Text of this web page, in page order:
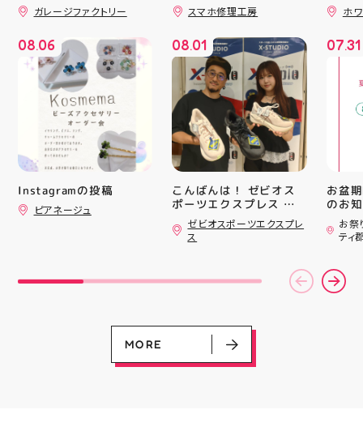
さくミルクスクイーズ入
荷！ クセになる感触で
大量入荷予定です お楽
しみにーっ️‍️‍️‍ #スクイーズ
#アティ郡山 #福島県 #
郡山駅前 #郡山市
ガレージファクトリー
08.06
Instagramの投稿
ピアネージュ
スマホ修理工房
08.01
こんばんは！ ゼビオス
ポーツエクスプレス ア
ティ郡山です🦭 ・ ★本
日のラジオ★は アシッ
クスからランニングシュ
6」の紹介でした ・ 特
徴としては ☆軽量かつ
搭載し、推進力を向上さ
せました！
☆ASICSGRIPを前足部に
追加し、グリップ力を向
ゼビオスポーツエクスプレ
ス
ッパ
￥
ーポ
ース
です
りの
ので
キャ
#歯の
ホ
07.31
お盆
のお知らせ
用い
ざい
(水)
いたしま
22:00
お祭
ティ
MORE